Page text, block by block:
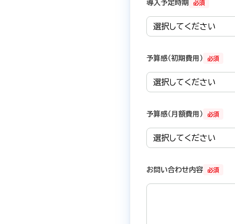
必須
導入予定時期
必須
予算感（初期費用）
必須
予算感（月額費用）
必須
お問い合わせ内容